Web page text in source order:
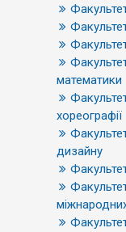
математики
хореографії
дизайну